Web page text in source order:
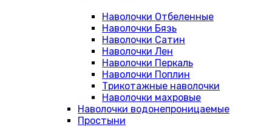
Наволочки Отбеленные
Наволочки Бязь
Наволочки Сатин
Наволочки Лен
Наволочки Перкаль
Наволочки Поплин
Трикотажные наволочки
Наволочки махровые
Наволочки водонепроницаемые
Простыни